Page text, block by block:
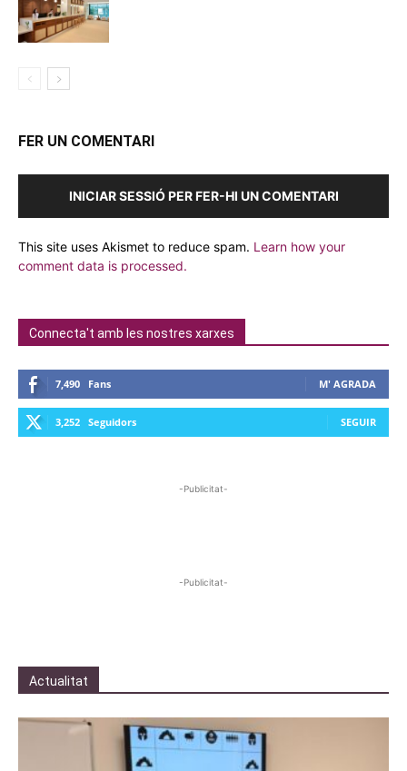
FER UN COMENTARI
INICIAR SESSIÓ PER FER-HI UN COMENTARI
This site uses Akismet to reduce spam. Learn how your
comment data is processed.
Connecta't amb les nostres xarxes
7,490 Fans M' AGRADA
3,252 Seguidors SEGUIR
-Publicitat-
-Publicitat-
Actualitat